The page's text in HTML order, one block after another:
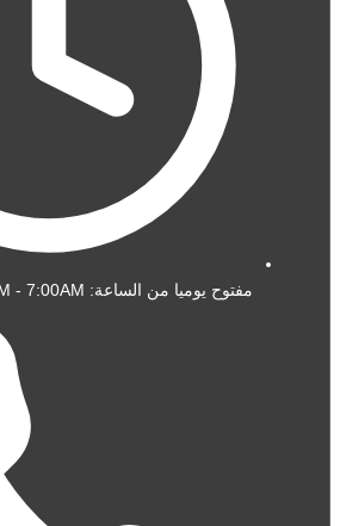
مفتوح يوميا من الساعة: 10:00PM - 7:00AM